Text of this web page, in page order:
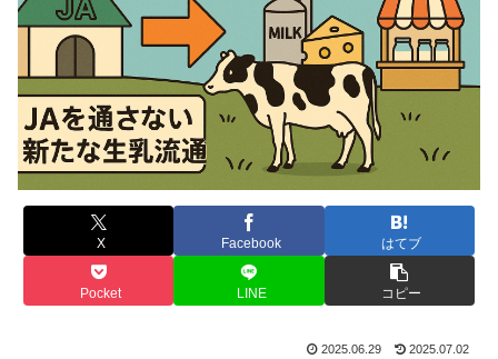
X Facebook はてブ
Pocket LINE コピー
2025.06.29 2025.07.02